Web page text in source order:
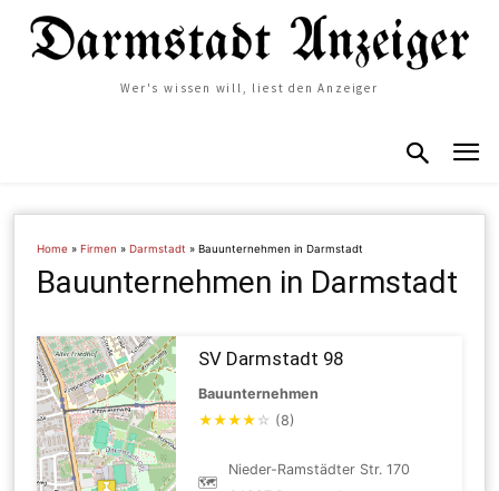
Wer's wissen will, liest den Anzeiger
Home »Firmen »Darmstadt »Bauunternehmen in Darmstadt
Bauunternehmen in Darmstadt
SV Darmstadt 98
Bauunternehmen
★★★★ ☆ (8)
🗺
Nieder-Ramstädter Str. 170